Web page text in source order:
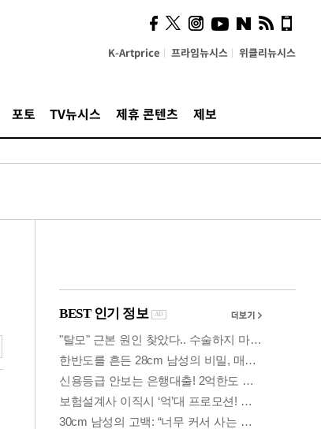
K-Artprice 프라임뉴시스 위클리뉴시스
포토 TV뉴시스 제휴 콘텐츠 제보
사이 해답 찾았죠"…알을
깨고 나온 '초자아'